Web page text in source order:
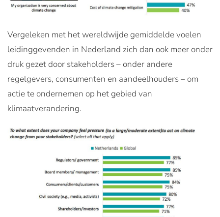
Vergeleken met het wereldwijde gemiddelde voelen
leidinggevenden in Nederland zich dan ook meer onder
druk gezet door stakeholders – onder andere
regelgevers, consumenten en aandeelhouders – om
actie te ondernemen op het gebied van
klimaatverandering.